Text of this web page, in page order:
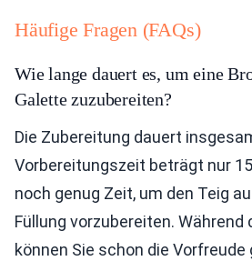
Häufige Fragen (FAQs)
Wie lange dauert es, um eine
Galette zuzubereiten?
Die Zubereitung dauert
Vorbereitungszeit beträgt nur
noch genug Zeit, um den Teig
Füllung vorzubereiten. Während
können Sie schon die Vorfreude